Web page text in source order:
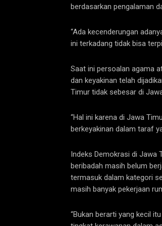
berdasarkan pengalaman
“Ada kecenderungan
ini terkadang tidak bisa
Saat ini persoalan agama
dan keyakinan telah
Timur tidak sebesar di
“Hal ini karena di Jawa
berkeyakinan dalam taraf
Indeks Demokrasi di Jawa
beribadah masih belum
termasuk dalam kategori
masih banyak pekerjaan
“Bukan berarti yang kecil